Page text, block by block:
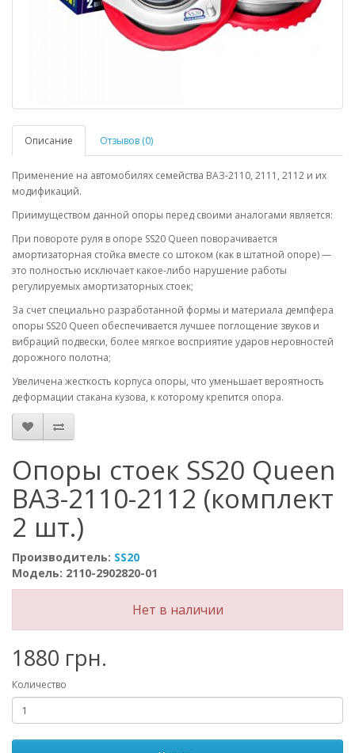
Описание Отзывов (0)
Применение на автомобилях семейства ВАЗ-2110, 2111, 2112 и их
модификаций.
Приимуществом данной опоры перед своими аналогами является:
При повороте руля в опоре SS20 Queen поворачивается
амортизаторная стойка вместе со штоком (как в штатной опоре) —
это полностью исключает какое-либо нарушение работы
регулируемых амортизаторных стоек;
За счет специально разработанной формы и материала демпфера
опоры SS20 Queen обеспечивается лучшее поглощение звуков и
вибраций подвески, более мягкое восприятие ударов неровностей
дорожного полотна;
Увеличена жесткость корпуса опоры, что уменьшает вероятность
деформации стакана кузова, к которому крепится опора.
Опоры стоек SS20 Queen
ВАЗ-2110-2112 (комплект
2 шт.)
Производитель: SS20
Модель: 2110-2902820-01
Нет в наличии
1880 грн.
Количество